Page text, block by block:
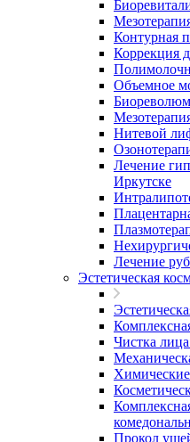
Контурная
Коррекция
Объемное
Нитевой
Лечение
Иркутске
Лечение
Эстетическая
Чистка
Прокол